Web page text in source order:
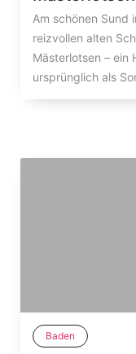
Am schönen Sund
reizvollen alten
Mästerlotsen – ein
ursprünglich als
Baden